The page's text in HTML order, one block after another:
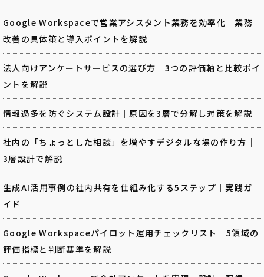
Google Workspaceで営業アシスタント業務を効率化｜業務
改善の具体策と導入ポイントを解説
法人向けアンケートサービスの選び方｜3つの評価軸と比較ポイ
ントを解説
情報過多を防ぐシステム設計｜原因を3層で分解し対策を解説
社内の「ちょっとした相談」を増やすデジタルな場の作り方｜
3層設計で解説
生成AI活用事例の社内共有を仕組み化する5ステップ｜実践ガ
イド
Google Workspaceパイロット運用チェックリスト｜5領域の
評価指標と判断基準を解説